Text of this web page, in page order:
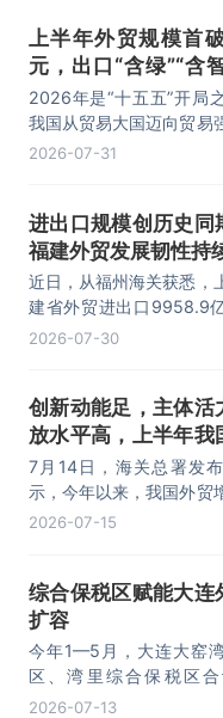
上半年外贸规模首
元，出口“含绿”“含智
量稳步攀升
2026年是“十五五”开局
我国从贸易大国迈向贸易
时期。上半年，我国进出
品为代表的高附加值产品
著提升，成为外贸提质增
擎，为加快建设贸易强国
动力。
2026-07-31
进出口规模创历史同
福建外贸发展韧性持
近日，从福州海关获悉，
建省外贸进出口9958.9
增长8.2%。其中，出口
进口规模均创历史同期新
行呈现“稳中有进，进中提
态势。
2026-07-30
创新动能足，主体活
放水平高，上半年我
规模首次突破25万亿
7月14日，海关总署发
示，今年以来，我国外贸
走势稳健。据海关统计，
14.73万亿元，增长
10.74万亿元，增长22.1%
2026-07-15
综合保税区赋能大连
扩容
今年1—5月，大连大窑
区、湾里综合保税区合
332.22亿元，同比增长
2026-07-13